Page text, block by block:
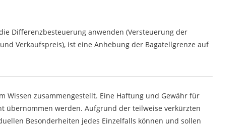
Differenzbesteuerung anwenden (Versteuerung der
Verkaufspreis), ist eine Anhebung der Bagatellgrenze auf
Wissen zusammengestellt. Eine Haftung und Gewähr für
übernommen werden. Aufgrund der teilweise verkürzten
Besonderheiten jedes Einzelfalls können und sollen